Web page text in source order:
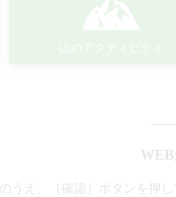
うえ、［確認］ボタンを押し